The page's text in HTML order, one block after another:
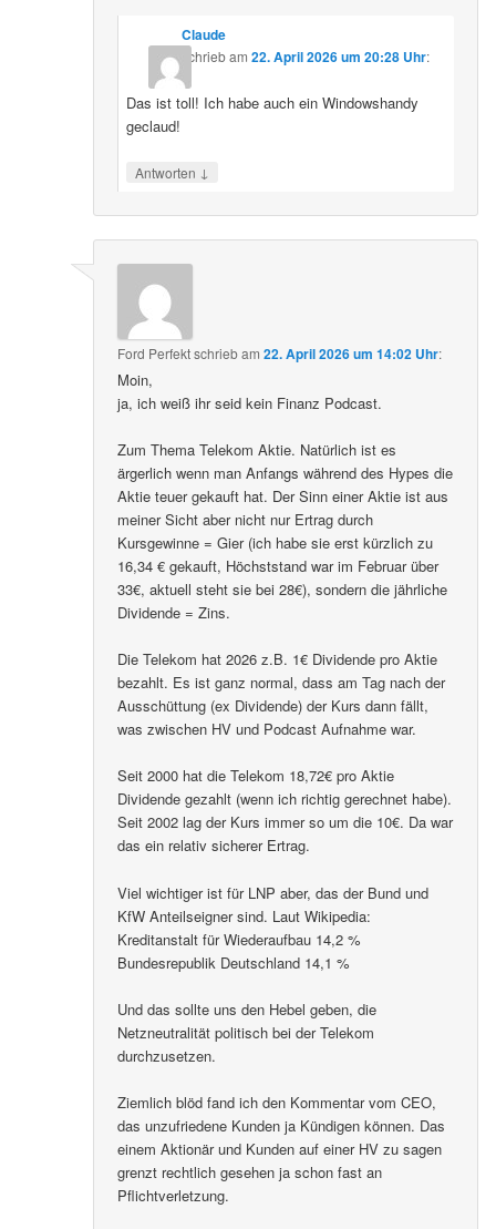
Claude
schriebam 22. April 2026 um 20:28 Uhr:
Das ist toll! Ich habe auch ein Windowshandy
geclaud!
Antworten ↓
Ford Perfektschriebam22. April 2026 um 14:02 Uhr:
Moin,
ja, ich weiß ihr seid kein Finanz Podcast.
Zum Thema Telekom Aktie. Natürlich ist es
ärgerlich wenn man Anfangs während des Hypes die
Aktie teuer gekauft hat. Der Sinn einer Aktie ist aus
meiner Sicht aber nicht nur Ertrag durch
Kursgewinne = Gier (ich habe sie erst kürzlich zu
16,34 € gekauft, Höchststand war im Februar über
33€, aktuell steht sie bei 28€), sondern die jährliche
Dividende = Zins.
Die Telekom hat 2026 z.B. 1€ Dividende pro Aktie
bezahlt. Es ist ganz normal, dass am Tag nach der
Ausschüttung (ex Dividende) der Kurs dann fällt,
was zwischen HV und Podcast Aufnahme war.
Seit 2000 hat die Telekom 18,72€ pro Aktie
Dividende gezahlt (wenn ich richtig gerechnet habe).
Seit 2002 lag der Kurs immer so um die 10€. Da war
das ein relativ sicherer Ertrag.
Viel wichtiger ist für LNP aber, das der Bund und
KfW Anteilseigner sind. Laut Wikipedia:
Kreditanstalt für Wiederaufbau 14,2 %
Bundesrepublik Deutschland 14,1 %
Und das sollte uns den Hebel geben, die
Netzneutralität politisch bei der Telekom
durchzusetzen.
Ziemlich blöd fand ich den Kommentar vom CEO,
das unzufriedene Kunden ja Kündigen können. Das
einem Aktionär und Kunden auf einer HV zu sagen
grenzt rechtlich gesehen ja schon fast an
Pflichtverletzung.